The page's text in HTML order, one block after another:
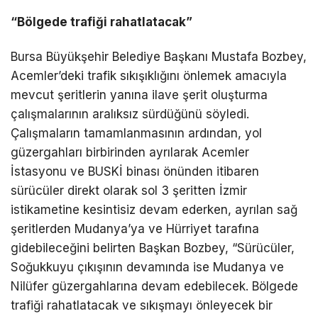
“Bölgede trafiği rahatlatacak”
Bursa Büyükşehir Belediye Başkanı Mustafa Bozbey,
Acemler’deki trafik sıkışıklığını önlemek amacıyla
mevcut şeritlerin yanına ilave şerit oluşturma
çalışmalarının aralıksız sürdüğünü söyledi.
Çalışmaların tamamlanmasının ardından, yol
güzergahları birbirinden ayrılarak Acemler
İstasyonu ve BUSKİ binası önünden itibaren
sürücüler direkt olarak sol 3 şeritten İzmir
istikametine kesintisiz devam ederken, ayrılan sağ
şeritlerden Mudanya’ya ve Hürriyet tarafına
gidebileceğini belirten Başkan Bozbey, “Sürücüler,
Soğukkuyu çıkışının devamında ise Mudanya ve
Nilüfer güzergahlarına devam edebilecek. Bölgede
trafiği rahatlatacak ve sıkışmayı önleyecek bir